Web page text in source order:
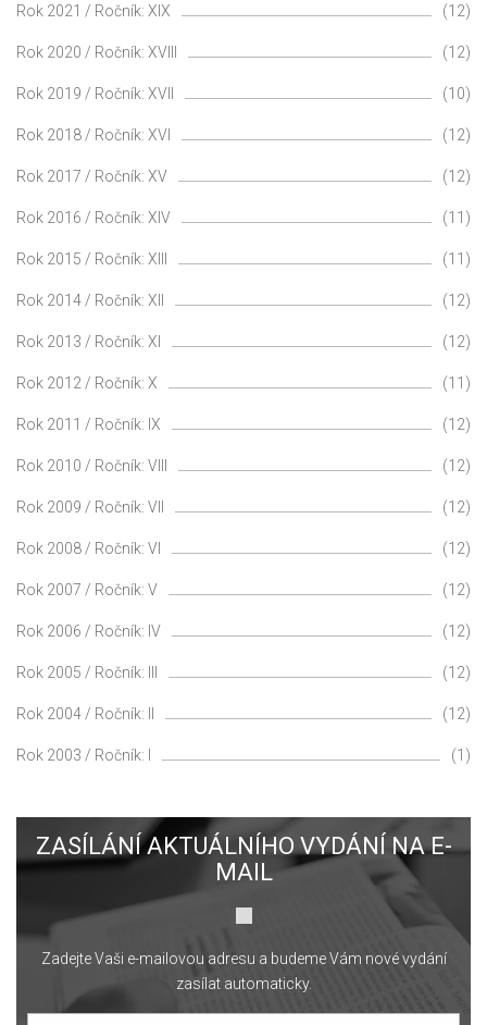
Rok 2021 / Ročník: XIX (12)
Rok 2020 / Ročník: XVIII (12)
Rok 2019 / Ročník: XVII (10)
Rok 2018 / Ročník: XVI (12)
Rok 2017 / Ročník: XV (12)
Rok 2016 / Ročník: XIV (11)
Rok 2015 / Ročník: XIII (11)
Rok 2014 / Ročník: XII (12)
Rok 2013 / Ročník: XI (12)
Rok 2012 / Ročník: X (11)
Rok 2011 / Ročník: IX (12)
Rok 2010 / Ročník: VIII (12)
Rok 2009 / Ročník: VII (12)
Rok 2008 / Ročník: VI (12)
Rok 2007 / Ročník: V (12)
Rok 2006 / Ročník: IV (12)
Rok 2005 / Ročník: III (12)
Rok 2004 / Ročník: II (12)
Rok 2003 / Ročník: I (1)
ZASÍLÁNÍ AKTUÁLNÍHO VYDÁNÍ NA E-
MAIL
Zadejte Vaši e-mailovou adresu a budeme Vám nové vydání
zasílat automaticky.